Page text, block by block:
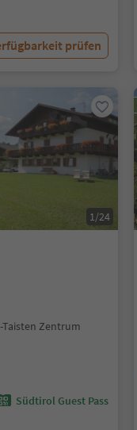
prüfen
1/24
Zentrum
Südtirol Guest Pass